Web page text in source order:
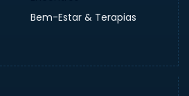
Bem-Estar & Terapias